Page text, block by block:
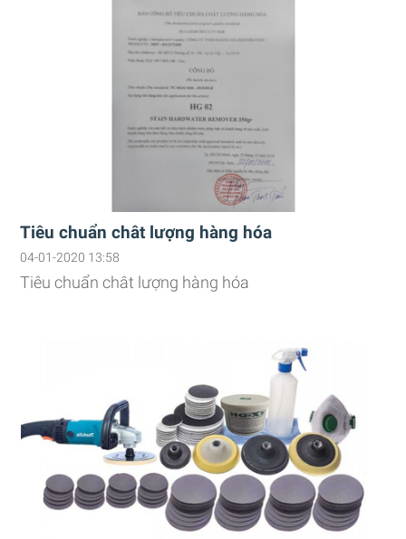
Tiêu chuẩn chât lượng hàng hóa
04-01-2020 13:58
Tiêu chuẩn chât lượng hàng hóa